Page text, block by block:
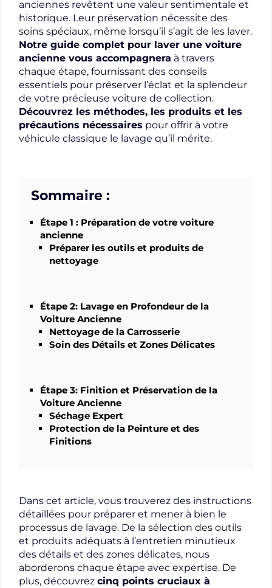
anciennes revêtent une valeur sentimentale et
historique. Leur préservation nécessite des
soins spéciaux, même lorsqu’il s’agit de les laver.
Notre guide complet pour laver une voiture
ancienne vous accompagnera à travers
chaque étape, fournissant des conseils
essentiels pour préserver l’éclat et la splendeur
de votre précieuse voiture de collection.
Découvrez les méthodes, les produits et les
précautions nécessaires pour offrir à votre
véhicule classique le lavage qu’il mérite.
Sommaire :
Étape 1 : Préparation de votre voiture
ancienne
Préparer les outils et produits de
nettoyage
Étape 2: Lavage en Profondeur de la
Voiture Ancienne
Nettoyage de la Carrosserie
Soin des Détails et Zones Délicates
Étape 3: Finition et Préservation de la
Voiture Ancienne
Séchage Expert
Protection de la Peinture et des
Finitions
Dans cet article, vous trouverez des instructions
détaillées pour préparer et mener à bien le
processus de lavage. De la sélection des outils
et produits adéquats à l’entretien minutieux
des détails et des zones délicates, nous
aborderons chaque étape avec expertise. De
plus, découvrez cinq points cruciaux à